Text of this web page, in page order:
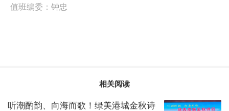
值班编委： 钟忠
相关阅读
听潮酌韵、向海而歌！绿美港城金秋诗